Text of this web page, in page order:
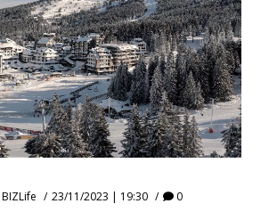
BIZLife 23/11/2023 | 19:30 0